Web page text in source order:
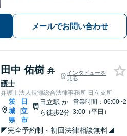
す。借金、遺言相続、離婚、企業法務
その他どんな相談でも受け付けます。
メールでお問い合わせ
田中 佑樹 弁
護士
インタビューを
見る
弁護士法人長瀬総合法律事務所 日立支所
茨
城
県
|
日
立
市
日立駅 か
ら徒歩2分
営業時間：06:00~2
3:00（平日）
◤完全予約制・初回法律相談無料◢